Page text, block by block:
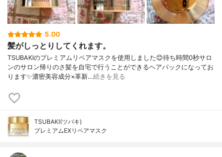
5.00
髪がしっとりしてくれます。
TSUBAKIのプレミアムリペアマスクを使用しました😊待ち時間0秒サロ
ンのサロン帰りのさ髪を自宅で行うことができるヘアパックになってお
ります✨濃密美容成分×革新…続きを見る
TSUBAKI(ツバキ)
プレミアムEXリペアマスク